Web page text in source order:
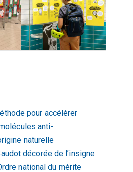
pour accélérer
anti-
naturelle
décorée de l’insigne
national du mérite